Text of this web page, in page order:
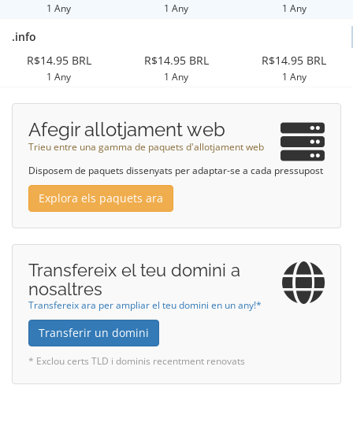
1 Any 1 Any 1 Any
.info
R$14.95 BRL
1 Any
R$14.95 BRL
1 Any
R$14.95 BRL
1 Any
Afegir allotjament web
Trieu entre una gamma de paquets d'allotjament web
Disposem de paquets dissenyats per adaptar-se a cada pressupost
Explora els paquets ara
Transfereix el teu domini a
nosaltres
Transfereix ara per ampliar el teu domini en un any!*
Transferir un domini
* Exclou certs TLD i dominis recentment renovats